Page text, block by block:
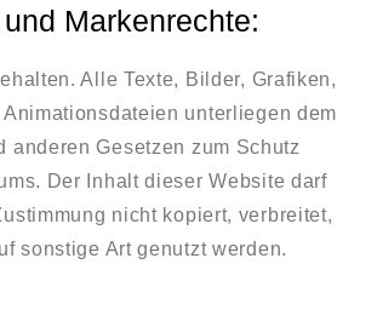
Markenrechte:
Alle Texte, Bilder, Grafiken,
unterliegen dem
anderen Gesetzen zum Schutz
Der Inhalt dieser Website darf
nicht kopiert, verbreitet,
sonstige Art genutzt werden.